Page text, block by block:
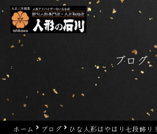
Skip
content
ブログ
ホーム ブログ ひな人形はやはり七段飾り！